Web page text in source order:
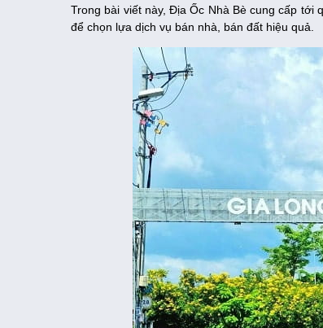
Trong bài viết này, Địa Ốc Nhà Bè cung cấp tới
để chọn lựa dịch vụ bán nhà, bán đất hiệu quả.